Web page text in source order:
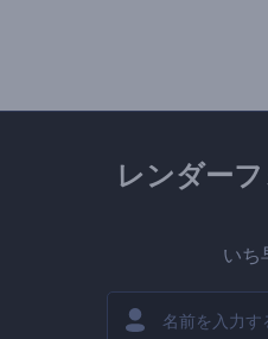
レンダー
いち